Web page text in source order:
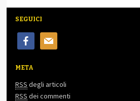
SEGUICI
facebookmail
META
RSS degli articoli
RSS dei commenti